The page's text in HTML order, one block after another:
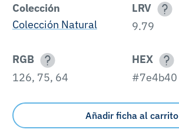
Colección
Colección Natural
LRV
9.79
RGB
126, 75, 64
HEX
#7e4b40
Añadir ficha al carrito